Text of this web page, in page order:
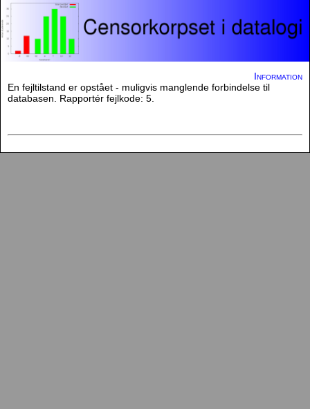
Information
En fejltilstand er opstået - muligvis manglende forbindelse til
databasen. Rapportér fejlkode: 5.